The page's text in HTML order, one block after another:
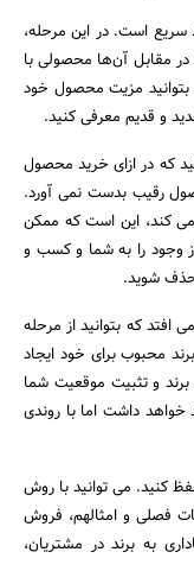
است. در این مرحله،
در مقابل آن‌ها محصولی با
بتوانید مزیت محصول خود
و قدیم معرفی کنید.
که در ازای خرید محصول
رقیب بدست نمی آورد.
کند، این است که ممکن
وجود را به شما و کسب و
حذف شوید.
که بتوانید از مرحله
محبوب برای خود ایجاد
و تثبیت موقعیت شما
داشت اما با روندی
کنید. می توانید با روش
فصلی و امثالهم، فروش
به برند در مشتریان،